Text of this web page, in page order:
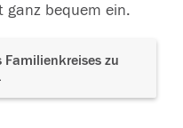
ganz bequem ein.
Familienkreises zu